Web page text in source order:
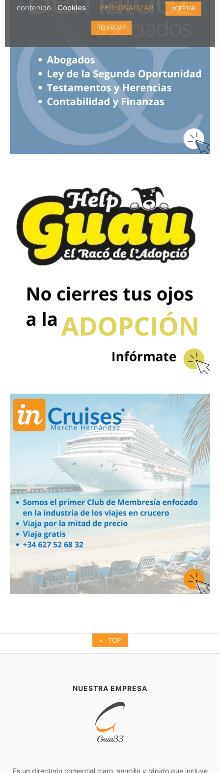
TOP
NUESTRA EMPRESA
Es un directorio comercial claro, sencillo y rápido que incluye
contenido. Cookies PERSONALIZAR ACEPTAR
RECHAZAR